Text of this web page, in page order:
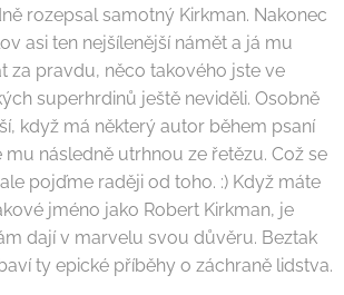
rozepsal samotný Kirkman. Nakonec
asi ten nejšílenější námět a já mu
za pravdu, něco takového jste ve
superhrdinů ještě neviděli. Osobně
když má některý autor během psaní
následně utrhnou ze řetězu. Což se
pojďme raději od toho. :) Když máte
jméno jako Robert Kirkman, je
dají v marvelu svou důvěru. Beztak
ty epické příběhy o záchraně lidstva.